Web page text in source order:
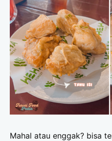
Mahal atau enggak? bisa